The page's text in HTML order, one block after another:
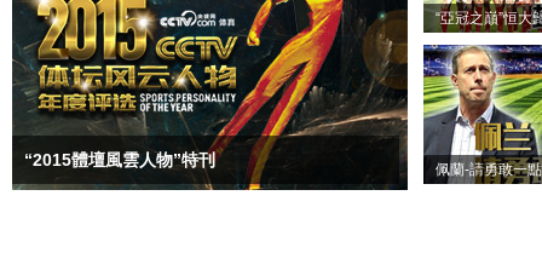
“2015體壇風雲人物”特刊
“亞冠之巔”恒大
佩蘭-請勇敢一點